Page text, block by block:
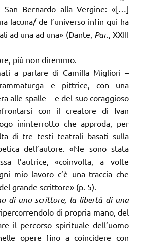
San Bernardo alla Vergine: «[…]
lacuna/ de l’universo infin qui ha
ad una ad una» (Dante, Par., XXIII
più non diremmo.
a parlare di Camilla Migliori –
e pittrice, con una
alle spalle – e del suo coraggioso
con il creatore di Ivan
ininterrotto che approda, per
di tre testi teatrali basati sulla
dell’autore. «Ne sono stata
l’autrice, «coinvolta, a volte
mio lavoro c’è una traccia che
grande scrittore» (p. 5).
di uno scrittore, la libertà di una
di propria mano, del
il percorso spirituale dell’uomo
opere fino a coincidere con